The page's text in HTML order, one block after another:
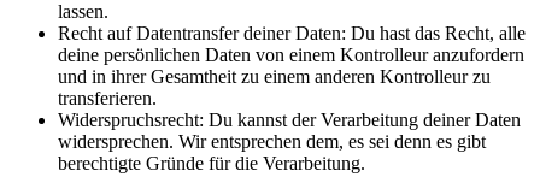
lassen.
Recht auf Datentransfer deiner Daten: Du hast das Recht, alle
deine persönlichen Daten von einem Kontrolleur anzufordern
und in ihrer Gesamtheit zu einem anderen Kontrolleur zu
transferieren.
Widerspruchsrecht: Du kannst der Verarbeitung deiner Daten
widersprechen. Wir entsprechen dem, es sei denn es gibt
berechtigte Gründe für die Verarbeitung.